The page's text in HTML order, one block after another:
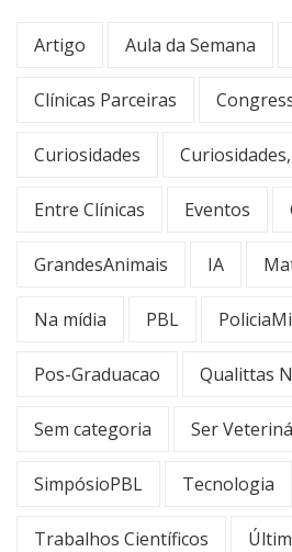
Artigo Aula da Semana
Clínicas Parceiras
Curiosidades
Entre Clínicas Eventos
GrandesAnimais IA
Na mídia PBL
Pos-Graduacao Qualittas
Sem categoria Ser
SimpósioPBL Tecnologia
Trabalhos Científicos